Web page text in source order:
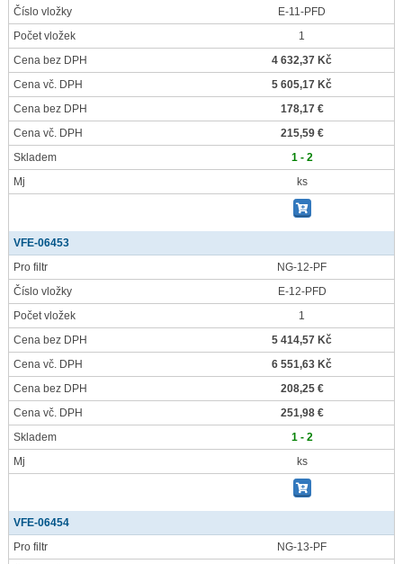
Číslo vložky
E-11-PFD
Počet vložek
1
Cena bez DPH
4 632,37 Kč
Cena vč. DPH
5 605,17 Kč
Cena bez DPH
178,17 €
Cena vč. DPH
215,59 €
Skladem
1 - 2
Mj
ks
VFE-06453
Pro filtr
NG-12-PF
Číslo vložky
E-12-PFD
Počet vložek
1
Cena bez DPH
5 414,57 Kč
Cena vč. DPH
6 551,63 Kč
Cena bez DPH
208,25 €
Cena vč. DPH
251,98 €
Skladem
1 - 2
Mj
ks
VFE-06454
Pro filtr
NG-13-PF